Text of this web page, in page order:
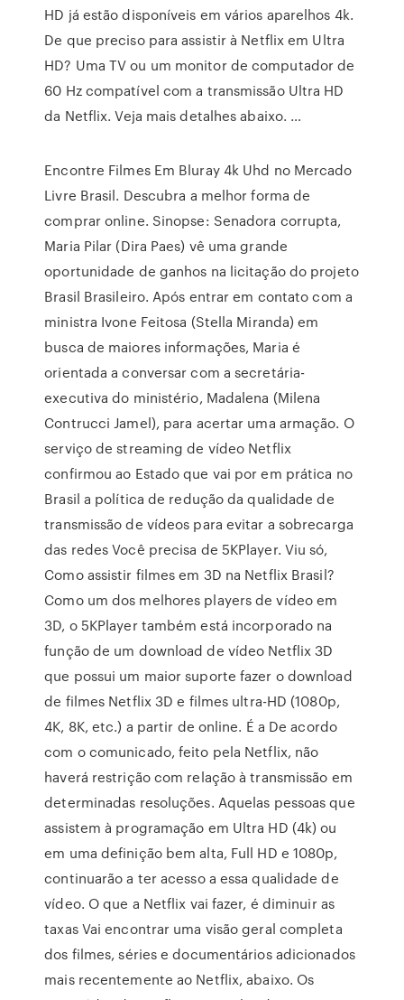
HD já estão disponíveis em vários aparelhos 4k.
De que preciso para assistir à Netflix em Ultra
HD? Uma TV ou um monitor de computador de
60 Hz compatível com a transmissão Ultra HD
da Netflix. Veja mais detalhes abaixo. …
Encontre Filmes Em Bluray 4k Uhd no Mercado
Livre Brasil. Descubra a melhor forma de
comprar online. Sinopse: Senadora corrupta,
Maria Pilar (Dira Paes) vê uma grande
oportunidade de ganhos na licitação do projeto
Brasil Brasileiro. Após entrar em contato com a
ministra Ivone Feitosa (Stella Miranda) em
busca de maiores informações, Maria é
orientada a conversar com a secretária-
executiva do ministério, Madalena (Milena
Contrucci Jamel), para acertar uma armação. O
serviço de streaming de vídeo Netflix
confirmou ao Estado que vai por em prática no
Brasil a política de redução da qualidade de
transmissão de vídeos para evitar a sobrecarga
das redes Você precisa de 5KPlayer. Viu só,
Como assistir filmes em 3D na Netflix Brasil?
Como um dos melhores players de vídeo em
3D, o 5KPlayer também está incorporado na
função de um download de vídeo Netflix 3D
que possui um maior suporte fazer o download
de filmes Netflix 3D e filmes ultra-HD (1080p,
4K, 8K, etc.) a partir de online. É a De acordo
com o comunicado, feito pela Netflix, não
haverá restrição com relação à transmissão em
determinadas resoluções. Aquelas pessoas que
assistem à programação em Ultra HD (4k) ou
em uma definição bem alta, Full HD e 1080p,
continuarão a ter acesso a essa qualidade de
vídeo. O que a Netflix vai fazer, é diminuir as
taxas Vai encontrar uma visão geral completa
dos filmes, séries e documentários adicionados
mais recentemente ao Netflix, abaixo. Os